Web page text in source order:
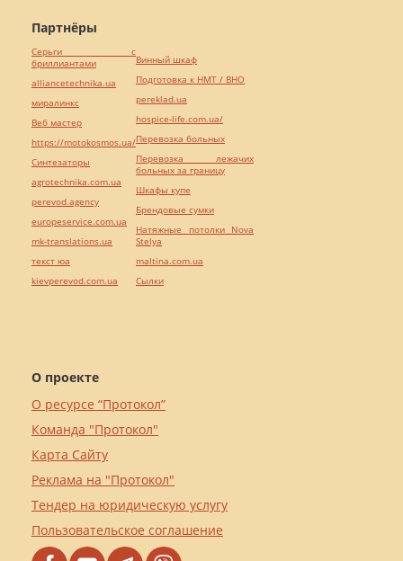
О проекте
О ресурсе “Протокол”
Команда "Протокол"
Карта Сайту
Реклама на "Протокол"
Тендер на юридическую услугу
Пользовательское соглашение
Партнёры
Серьги с
бриллиантами
alliancetechnika.ua
миралинкс
Веб мастер
https://motokosmos.ua/
Синтезаторы
agrotechnika.com.ua
perevod.agency
europeservice.com.ua
mk-translations.ua
текст юа
kievperevod.com.ua
Винный шкаф
Подготовка к НМТ / ВНО
pereklad.ua
hospice-life.com.ua/
Перевозка больных
Перевозка лежачих
больных за границу
Шкафы купе
Брендовые сумки
Натяжные потолки Nova
Stelya
maltina.com.ua
Cылки